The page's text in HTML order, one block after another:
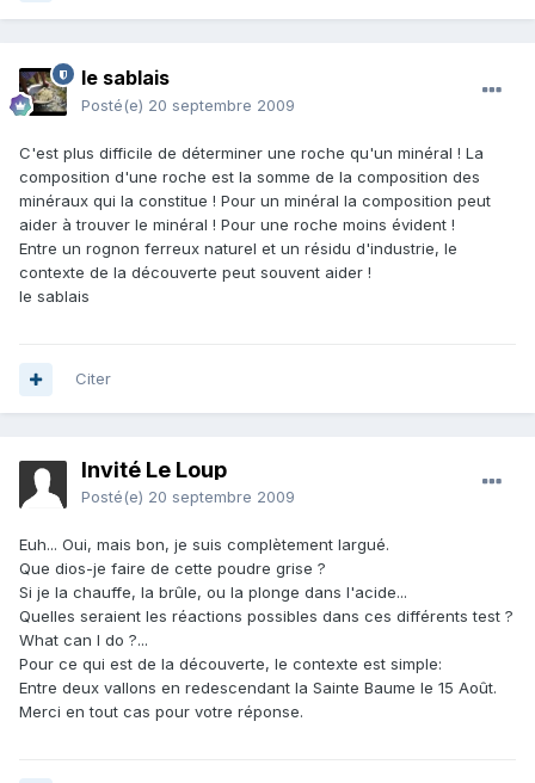
le sablais
Posté(e) 20 septembre 2009
C'est plus difficile de déterminer une roche qu'un minéral ! La
composition d'une roche est la somme de la composition des
minéraux qui la constitue ! Pour un minéral la composition peut
aider à trouver le minéral ! Pour une roche moins évident !
Entre un rognon ferreux naturel et un résidu d'industrie, le
contexte de la découverte peut souvent aider !
le sablais
Citer
Invité Le Loup
Posté(e) 20 septembre 2009
Euh... Oui, mais bon, je suis complètement largué.
Que dios-je faire de cette poudre grise ?
Si je la chauffe, la brûle, ou la plonge dans l'acide...
Quelles seraient les réactions possibles dans ces différents test ?
What can I do ?...
Pour ce qui est de la découverte, le contexte est simple:
Entre deux vallons en redescendant la Sainte Baume le 15 Août.
Merci en tout cas pour votre réponse.